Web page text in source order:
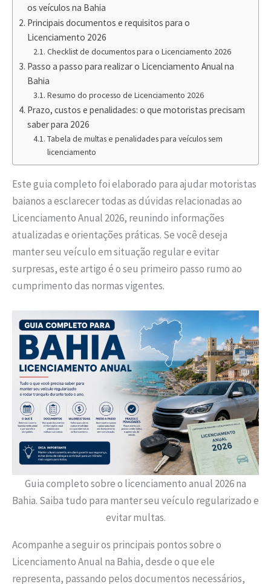
os veículos na Bahia
Principais documentos e requisitos para o
Licenciamento 2026
Checklist de documentos para o Licenciamento 2026
Passo a passo para realizar o Licenciamento Anual na
Bahia
Resumo do processo de Licenciamento 2026
Prazo, custos e penalidades: o que motoristas precisam
saber para 2026
Tabela de multas e penalidades para veículos sem
licenciamento
Este guia completo foi elaborado para ajudar motoristas
baianos a esclarecer todas as dúvidas relacionadas ao
Licenciamento Anual 2026, reunindo informações
atualizadas e orientações práticas. Se você deseja
manter seu veículo em situação regular e evitar
surpresas, este artigo é o seu primeiro passo rumo ao
cumprimento das normas vigentes.
Guia completo sobre o licenciamento anual 2026 na
Bahia. Saiba tudo para manter seu veículo regularizado e
evitar multas.
Acompanhe a seguir os principais pontos sobre o
Licenciamento Anual na Bahia, desde o que ele
representa, passando pelos documentos necessários,